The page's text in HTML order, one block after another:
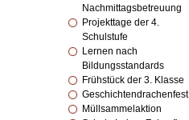
Nachmittagsbetreuung
Projekttage der 4.
Schulstufe
Lernen nach
Bildungsstandards
Frühstück der 3. Klasse
Geschichtendrachenfest
Müllsammelaktion